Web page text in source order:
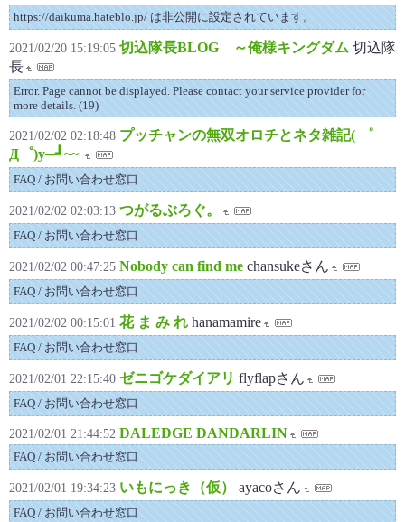
https://daikuma.hateblo.jp/ は非公開に設定されています。
2021/02/20 15:19:05 切込隊長BLOG ～俺様キングダム 切込隊
長
Error. Page cannot be displayed. Please contact your service provider for
more details. (19)
2021/02/02 02:18:48 プッチャンの無双オロチとネタ雑記( ゜
Д゜)y─┛~~
FAQ / お問い合わせ窓口
2021/02/02 02:03:13 つがるぶろぐ。
FAQ / お問い合わせ窓口
2021/02/02 00:47:25 Nobody can find me chansukeさん
FAQ / お問い合わせ窓口
2021/02/02 00:15:01 花 ま み れ hanamamire
FAQ / お問い合わせ窓口
2021/02/01 22:15:40 ゼニゴケダイアリ flyflapさん
FAQ / お問い合わせ窓口
2021/02/01 21:44:52 DALEDGE DANDARLIN
FAQ / お問い合わせ窓口
2021/02/01 19:34:23 いもにっき（仮） ayacoさん
FAQ / お問い合わせ窓口